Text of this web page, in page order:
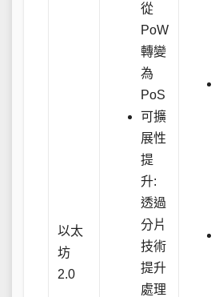
以太
坊
2.0
從
PoW
轉變
為
PoS
可擴
展性
提
升:
透過
分片
技術
提升
處理